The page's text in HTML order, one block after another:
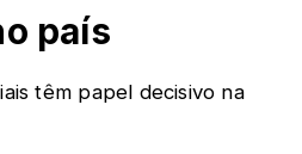
país
têm papel decisivo na